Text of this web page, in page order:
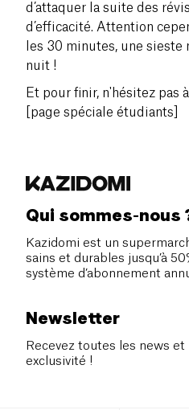
d’attaquer la suite des
d’efficacité. Attention
les 30 minutes, une sieste
nuit !
Et pour finir, n'hésitez pas
[page spéciale étudiants]
Qui sommes-nous
Kazidomi est un
sains et durables jusqu’à
système d’abonnement
Newsletter
Recevez toutes les news
exclusivité !